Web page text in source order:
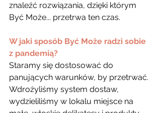
znaleźć rozwiązania, dzięki którym
Być Może... przetrwa ten czas.
W jaki sposób Być Może radzi sobie
z pandemią?
Staramy się dostosować do
panujących warunków, by przetrwać.
Wdrożyliśmy system dostaw,
wydzieliliśmy w lokalu miejsce na